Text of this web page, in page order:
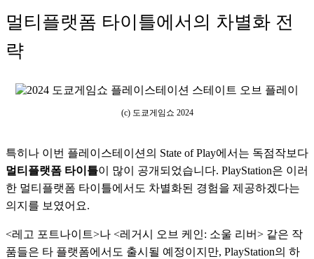
멀티플랫폼 타이틀에서의 차별화 전
략
(c) 도쿄게임쇼 2024
멀티플랫폼 타이틀이 많이 공개되었습니다. PlayStation은 이러
한 멀티플랫폼 타이틀에서도 차별화된 경험을 제공하겠다는
의지를 보였어요.
<레고 포트나이트>나 <레거시 오브 케인: 소울 리버> 같은 작
품들은 타 플랫폼에서도 출시될 예정이지만, PlayStation의 하